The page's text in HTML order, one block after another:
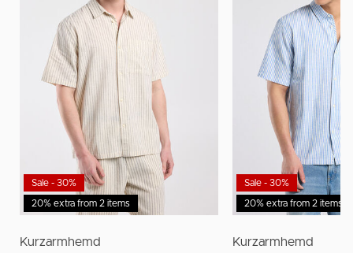
20% extra from 2 items
Sale - 30%
Kurzarmhemd
20% extra from 2 items
Sale - 30%
Kurzarmhemd